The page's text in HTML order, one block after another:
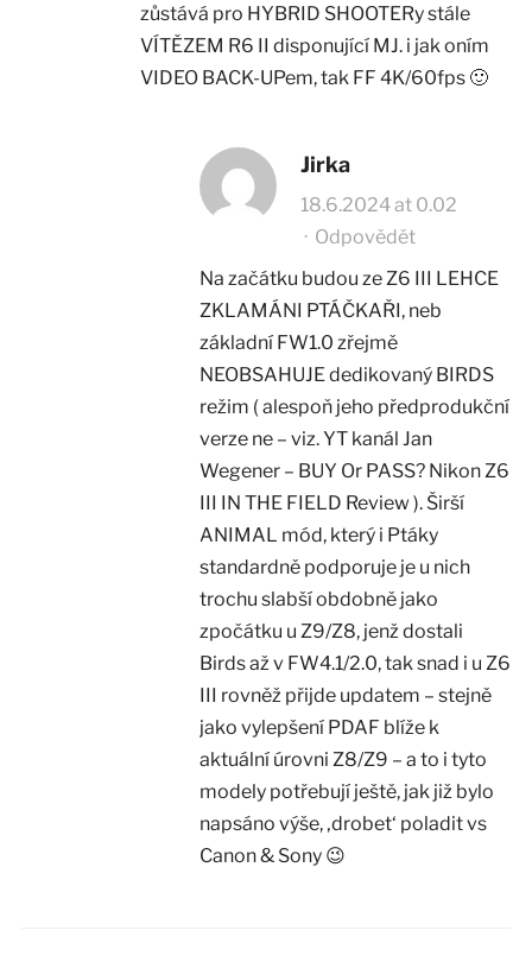
zůstává pro HYBRID SHOOTERy stále
VÍTĚZEM R6 II disponující MJ. i jak oním
VIDEO BACK-UPem, tak FF 4K/60fps 🙂
Jirka
18.6.2024 at 0.02
· Odpovědět
Na začátku budou ze Z6 III LEHCE
ZKLAMÁNI PTÁČKAŘI, neb
základní FW1.0 zřejmě
NEOBSAHUJE dedikovaný BIRDS
režim ( alespoň jeho předprodukční
verze ne – viz. YT kanál Jan
Wegener – BUY Or PASS? Nikon Z6
III IN THE FIELD Review ). Širší
ANIMAL mód, který i Ptáky
standardně podporuje je u nich
trochu slabší obdobně jako
zpočátku u Z9/Z8, jenž dostali
Birds až v FW4.1/2.0, tak snad i u Z6
III rovněž přijde updatem – stejně
jako vylepšení PDAF blíže k
aktuální úrovni Z8/Z9 – a to i tyto
modely potřebují ještě, jak již bylo
napsáno výše, ‚drobet‘ poladit vs
Canon & Sony 😉